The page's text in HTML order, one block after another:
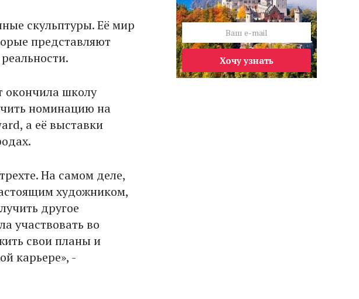
скульптуры. Её мир
представляют
окончила школу
номинацию на
а её выставки
На самом деле,
художником,
другое
участвовать во
свои планы и
карьере», -
Хочу узнать